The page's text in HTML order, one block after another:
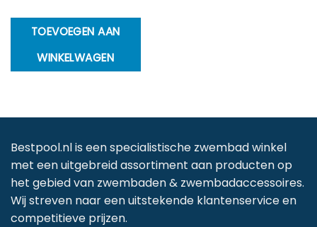
TOEVOEGEN AAN
WINKELWAGEN
Bestpool.nl is een specialistische zwembad winkel
met een uitgebreid assortiment aan producten op
het gebied van zwembaden & zwembadaccessoires.
Wij streven naar een uitstekende klantenservice en
competitieve prijzen.